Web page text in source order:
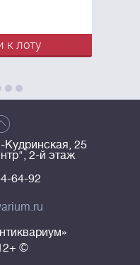
Кудринская, 25
2-й этаж
64-92
©